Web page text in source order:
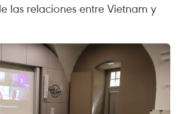
las relaciones entre Vietnam y